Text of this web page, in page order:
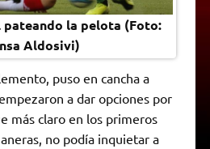
la pelota (Foto:
Aldosivi)
puso en cancha a
a dar opciones por
más claro en los primeros
no podía inquietar a